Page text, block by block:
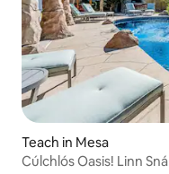
Teach in Mesa
Cúlchlós Oasis! Linn